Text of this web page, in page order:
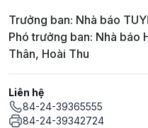
Trưởng ban: Nhà báo
Phó trưởng ban: Nhà báo
Thân, Hoài Thu
Liên hệ
84-24-39365555
84-24-39342724